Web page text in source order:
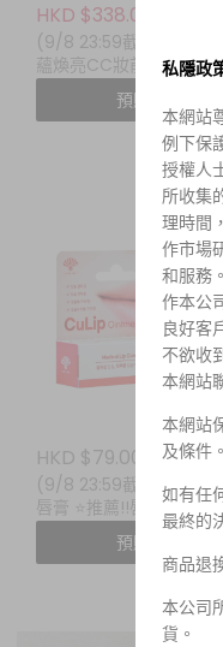
HKD $338.00
(9/8 23:59截單) SK-II 光
蘊煥亮CC妝前乳
PA++++ 30g
預購
HKD $79.00
(9/8 23:59截單) culip
唇膏 ⭐️推薦!!唇瘡必備!!
預購
私隱政
本網站
例下保
授權人
所收集
理時間
作市場
和服務
作本公
良好客
不欲收
本網站
本網站
及條件。
如有任
最終的
商品退
本公司
貨。